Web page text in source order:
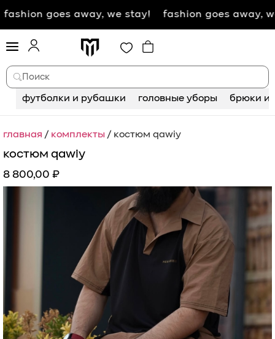
away, we stay! fashion goes away, we stay!
Поиск
футболки и рубашки головные уборы брюки и
главная / комплекты / костюм qawiy
костюм qawiy
8 800,00 ₽